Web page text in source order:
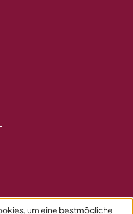
um eine bestmögliche